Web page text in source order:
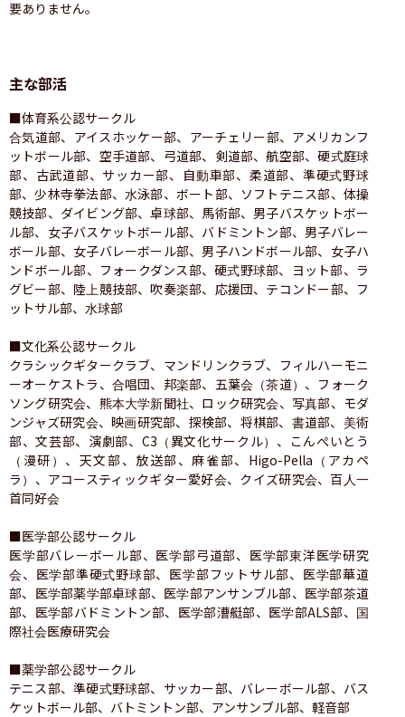
要ありません。
主な部活
■体育系公認サークル
合気道部、アイスホッケー部、アーチェリー部、アメリカンフ
ットボール部、空手道部、弓道部、剣道部、航空部、硬式庭球
部、古武道部、サッカー部、自動車部、柔道部、準硬式野球
部、少林寺拳法部、水泳部、ボート部、ソフトテニス部、体操
競技部、ダイビング部、卓球部、馬術部、男子バスケットボー
ル部、女子バスケットボール部、バドミントン部、男子バレー
ボール部、女子バレーボール部、男子ハンドボール部、女子ハ
ンドボール部、フォークダンス部、硬式野球部、ヨット部、ラ
グビー部、陸上競技部、吹奏楽部、応援団、テコンドー部、フ
ットサル部、水球部
■文化系公認サークル
クラシックギタークラブ、マンドリンクラブ、フィルハーモニ
ーオーケストラ、合唱団、邦楽部、五葉会（茶道）、フォーク
ソング研究会、熊本大学新聞社、ロック研究会、写真部、モダ
ンジャズ研究会、映画研究部、探検部、将棋部、書道部、美術
部、文芸部、演劇部、C3（異文化サークル）、こんぺいとう
（漫研）、天文部、放送部、麻雀部、Higo-Pella（アカペ
ラ）、アコースティックギター愛好会、クイズ研究会、百人一
首同好会
■医学部公認サークル
医学部バレーボール部、医学部弓道部、医学部東洋医学研究
会、医学部準硬式野球部、医学部フットサル部、医学部華道
部、医学部薬学部卓球部、医学部アンサンブル部、医学部茶道
部、医学部バドミントン部、医学部漕艇部、医学部ALS部、国
際社会医療研究会
■薬学部公認サークル
テニス部、準硬式野球部、サッカー部、バレーボール部、バス
ケットボール部、バトミントン部、アンサンブル部、軽音部